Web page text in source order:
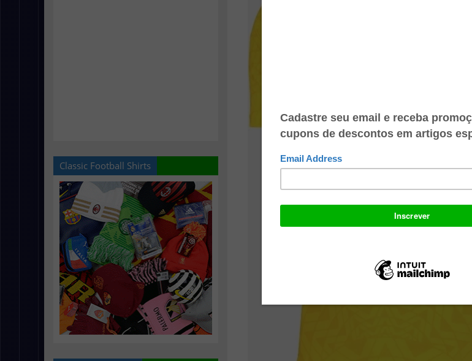
Classic Football Shirts